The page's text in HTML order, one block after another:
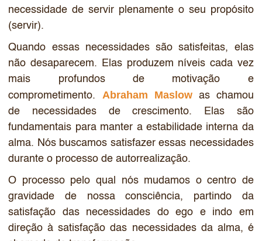
necessidade de servir plenamente o seu propósito
(servir).
Quando essas necessidades são satisfeitas, elas
não desaparecem. Elas produzem níveis cada vez
mais profundos de motivação e
comprometimento. Abraham Maslowas chamou
de necessidades de crescimento. Elas são
fundamentais para manter a estabilidade interna da
alma. Nós buscamos satisfazer essas necessidades
durante o processo de autorrealização.
O processo pelo qual nós mudamos o centro de
gravidade de nossa consciência, partindo da
satisfação das necessidades do ego e indo em
direção à satisfação das necessidades da alma, é